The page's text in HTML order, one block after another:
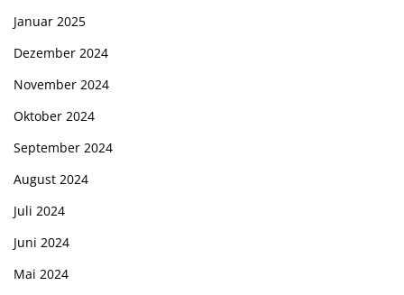
Januar 2025
Dezember 2024
November 2024
Oktober 2024
September 2024
August 2024
Juli 2024
Juni 2024
Mai 2024